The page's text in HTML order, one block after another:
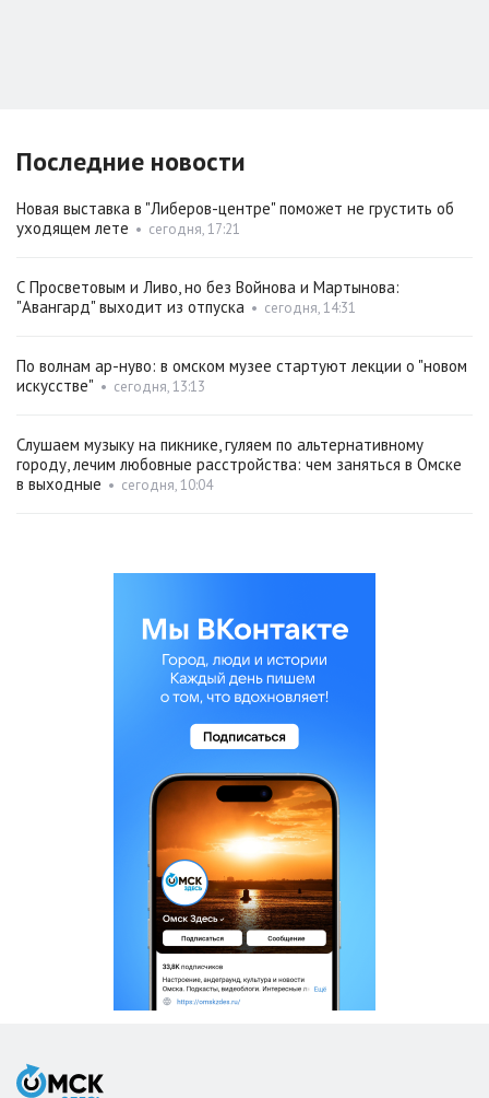
Последние новости
Новая выставка в "Либеров-центре" поможет не грустить об
уходящем лете • сегодня, 17:21
С Просветовым и Ливо, но без Войнова и Мартынова:
"Авангард" выходит из отпуска • сегодня, 14:31
По волнам ар-нуво: в омском музее стартуют лекции о "новом
искусстве" • сегодня, 13:13
Слушаем музыку на пикнике, гуляем по альтернативному
городу, лечим любовные расстройства: чем заняться в Омске
в выходные • сегодня, 10:04